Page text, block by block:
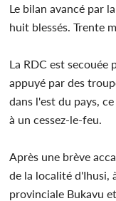
Le bilan avancé par
huit blessés. Trente
La RDC est secouée
appuyé par des
dans l'est du pays,
à un cessez-le-feu.
Après une brève
de la localité d'Ihusi,
provinciale Bukavu